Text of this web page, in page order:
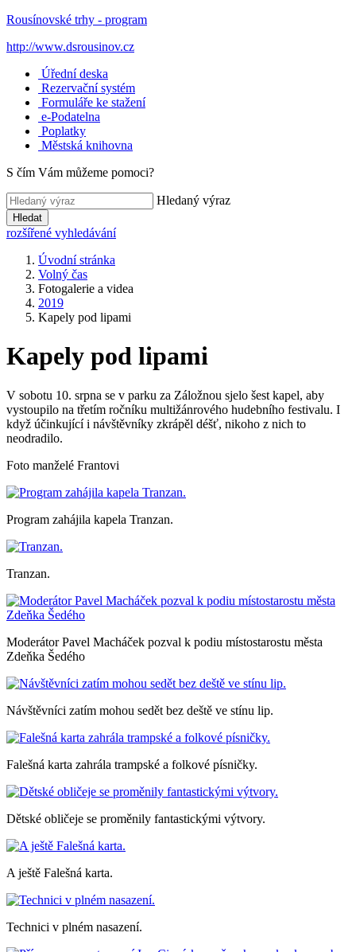
Rousínovské trhy - program
http://www.dsrousinov.cz
Úřední deska
Rezervační systém
Formuláře ke stažení
e-Podatelna
Poplatky
Městská knihovna
S čím Vám můžeme pomoci?
Hledaný výraz
Hledat
rozšířené vyhledávání
Úvodní stránka
Volný čas
Fotogalerie a videa
2019
Kapely pod lipami
Kapely pod lipami
V sobotu 10. srpna se v parku za Záložnou sjelo šest kapel, aby
vystoupilo na třetím ročníku multižánrového hudebního festivalu. I
když účinkující i návštěvníky zkrápěl déšť, nikoho z nich to
neodradilo.
Foto manželé Frantovi
Program zahájila kapela Tranzan.
Tranzan.
Moderátor Pavel Macháček pozval k podiu místostarostu města
Zdeňka Šedého
Návštěvníci zatím mohou sedět bez deště ve stínu lip.
Falešná karta zahrála trampské a folkové písničky.
Dětské obličeje se proměnily fantastickými výtvory.
A ještě Falešná karta.
Technici v plném nasazení.